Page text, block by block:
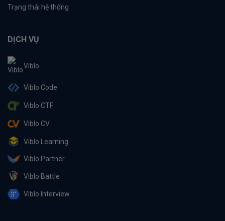
Trạng thái hệ thống
DỊCH VỤ
Viblo
Viblo Code
Viblo CTF
Viblo CV
Viblo Learning
Viblo Partner
Viblo Battle
Viblo Interview